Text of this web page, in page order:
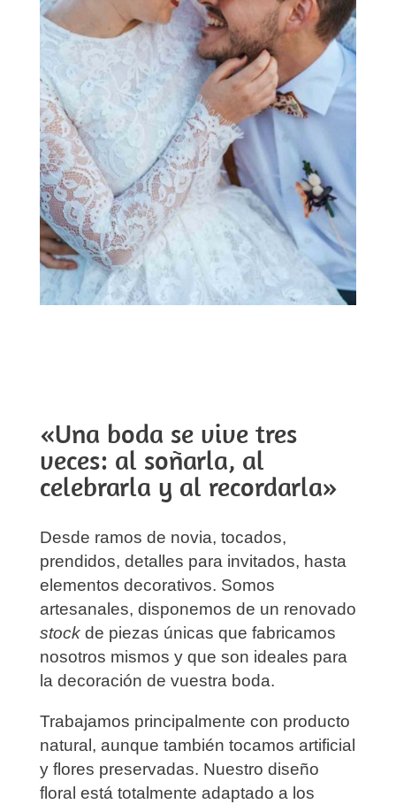
«Una boda se vive tres
veces: al soñarla, al
celebrarla y al recordarla»
Desde ramos de novia, tocados,
prendidos, detalles para invitados, hasta
elementos decorativos. Somos
artesanales, disponemos de un renovado
stockde piezas únicas que fabricamos
nosotros mismos y que son ideales para
la decoración de vuestra boda.
Trabajamos principalmente con producto
natural, aunque también tocamos artificial
y flores preservadas. Nuestro diseño
floral está totalmente adaptado a los